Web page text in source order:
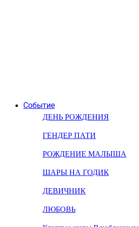
Событие
ДЕНЬ РОЖДЕНИЯ
ГЕНДЕР ПАТИ
РОЖДЕНИЕ МАЛЫША
ШАРЫ НА ГОДИК
ДЕВИЧНИК
ЛЮБОВЬ